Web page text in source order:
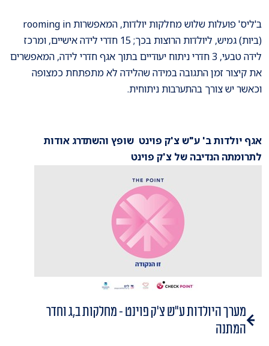
ב'ליס' פועלות שלוש מחלקות יולדות, המאפשרות rooming in
(ביות) גמיש, ליולדות הרוצות בכך; 15 חדרי לידה אישיים, ומרכז
לידה טבעי, 3 חדרי ניתוח יעודיים בתוך אגף חדרי לידה, המאפשרים
את קיצור זמן התגובה במידה שהלידה לא מתפתחת כמצופה
וכאשר יש צורך בהתערבות ניתוחית.
אגף יולדות ב' ע"ש צ'ק פוינט שופץ והשתדרג אודות
לתרומתה הנדיבה של צ'ק פוינט
מערך היולדות ע"ש צ'ק פוינט - מחלקות ב,ג וחדר
המתנה